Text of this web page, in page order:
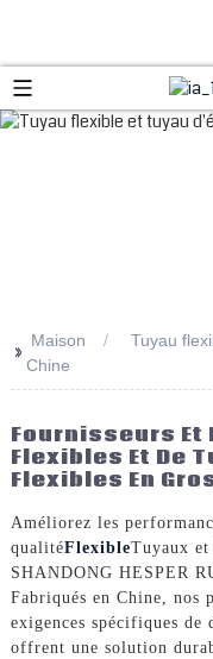
>> Maison
Tuyau
Chine
Fournisseurs Et
Flexibles Et De
Flexibles En
Améliorez les
qualitéFlexibleTuyaux et
SHANDONG HESPER
Fabriqués en Chine, nos
exigences spécifiques
offrent une solution